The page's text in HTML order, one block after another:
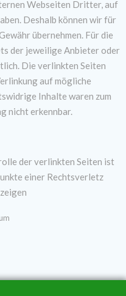
Webseiten Dritter, auf
Deshalb können wir für
übernehmen. Für die
der jeweilige Anbieter oder
Die verlinkten Seiten
auf mögliche
Inhalte waren zum
nicht erkennbar.
der verlinkten Seiten ist
einer Rechtsverletz